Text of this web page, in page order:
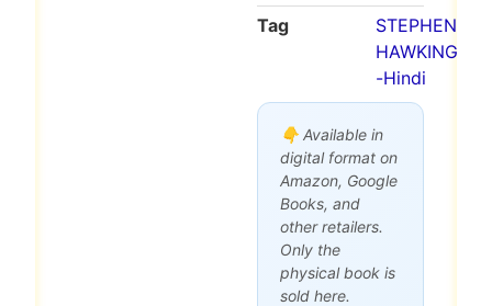
Tag
STEPHEN
HAWKING
-Hindi
👇 Available in
digital format on
Amazon, Google
Books, and
other retailers.
Only the
physical book is
sold here.